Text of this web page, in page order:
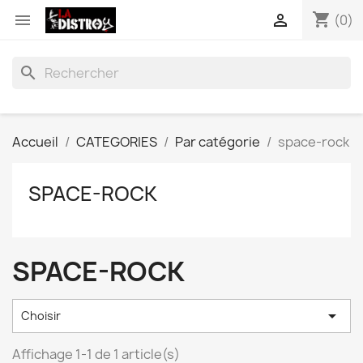
 shopping_cart (0)

search
Accueil CATEGORIES Par catégorie space-rock
SPACE-ROCK
SPACE-ROCK
Choisir 
Affichage 1-1 de 1 article(s)